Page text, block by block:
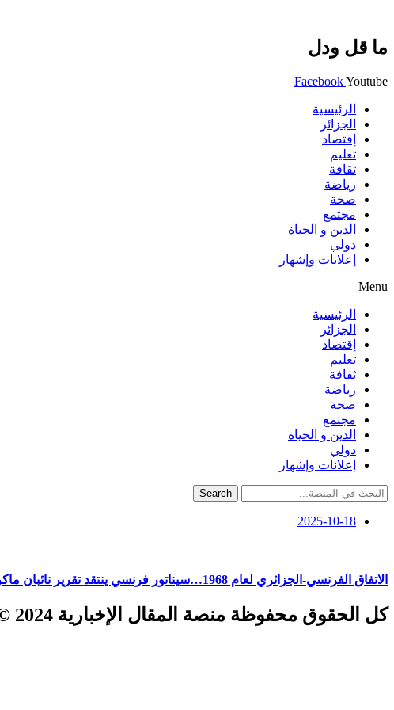
ما قل ودل
FacebookYoutube
الرئيسية
الجزائر
إقتصاد
تعليم
ثقافة
رياضة
صحة
مجتمع
الدين و الحياة
دولي
إعلانات وإشهار
Menu
الرئيسية
الجزائر
إقتصاد
تعليم
ثقافة
رياضة
صحة
مجتمع
الدين و الحياة
دولي
إعلانات وإشهار
Search
2025-10-18
الاتفاق الفرنسي-الجزائري لعام 1968…سيناتور فرنسي ينتقد تقرير نائبان ماكرونيان
كل الحقوق محفوظة منصة المقال الإخبارية 2024 ©